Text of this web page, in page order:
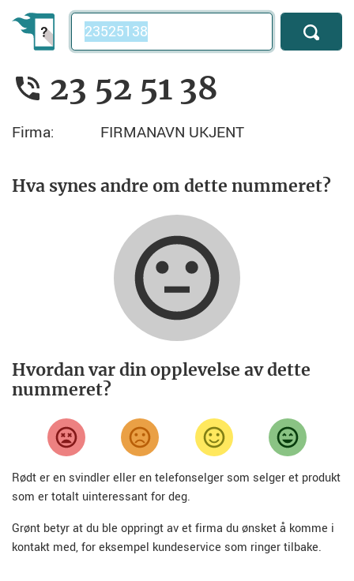
Telefonnummer
23 52 51 38
Firma: FIRMANAVN UKJENT
Hva synes andre om dette nummeret?
Hvordan var din opplevelse av dette
nummeret?
Rødt er en svindler eller en telefonselger som selger et produkt
som er totalt uinteressant for deg.
Grønt betyr at du ble oppringt av et firma du ønsket å komme i
kontakt med, for eksempel kundeservice som ringer tilbake.